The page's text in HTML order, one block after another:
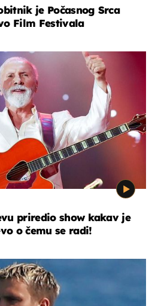
je Počasnog Srca
Film Festivala
priredio show kakav je
o čemu se radi!